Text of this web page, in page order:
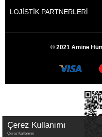
LOJİSTİK PARTNERLERİ
© 2021 Amine
Çerez Kullanımı
Çerez Kullanımı